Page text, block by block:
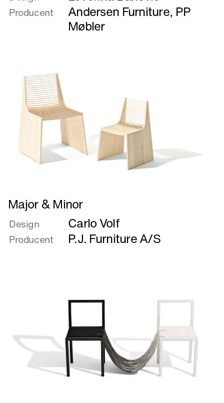
Lova
stol
Producent Andersen Furniture, PP
Møbler
Læs
mere
om
Major
&
Major & Minor
Design Carlo Volf
Producent P.J. Furniture A/S